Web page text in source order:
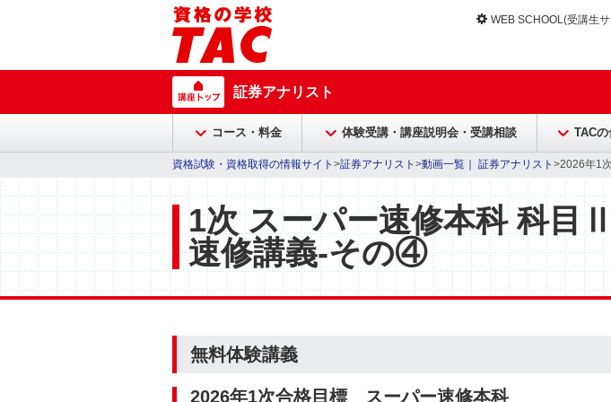
WEB SCHOOL(受講生
証券アナリスト
コース・料金 体験受講・講座説明会・受講相談 TAC
資格試験・資格取得の情報サイト >証券アナリスト >動画一覧｜ 証券アナリスト >2026年1
1次 スーパー速修本科 科目
速修講義-その④
無料体験講義
2026年1次合格目標 スーパー速修本科